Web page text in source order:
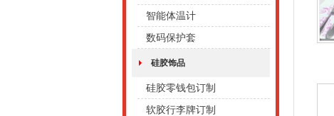
智能体温计
数码保护套
硅胶饰品
硅胶零钱包订制
软胶行李牌订制